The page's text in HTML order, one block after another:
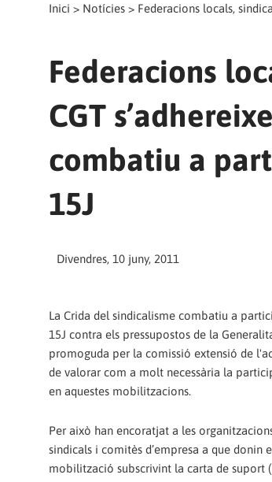
Inici > Notícies > Federacions locals,
Federacions
CGT
combatiu a
15J
Divendres, 10 juny, 2011
La Crida del sindicalisme combatiu a
15J contra els pressupostos de la
promoguda per la comissió extensió de
de valorar com a molt necessària la
en aquestes mobilitzacions.
Per això han encoratjat a les
sindicals i comitès d’empresa a que donin
mobilització subscrivint la carta de suport